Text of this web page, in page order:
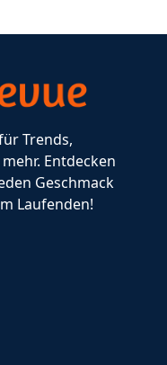
Trends,
Entdecken
Geschmack
Laufenden!